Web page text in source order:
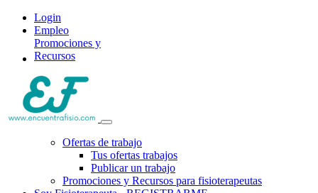
Login
Empleo
Promociones y
Recursos
Ofertas de trabajo
Tus ofertas trabajos
Publicar un trabajo
Promociones y Recursos para fisioterapeutas